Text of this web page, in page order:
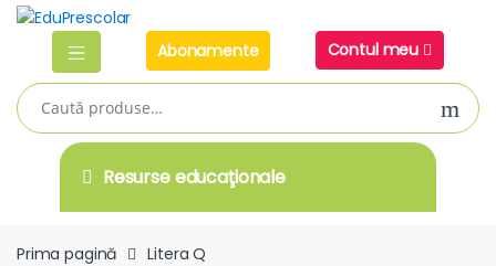
Skip
navigation
Skip
Abonamente
Contul meu
Caută
după:
Resurse educaţionale
Prima pagină Litera Q